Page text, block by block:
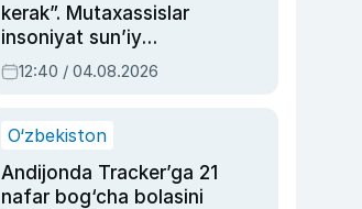
kerak”. Mutaxassislar
insoniyat sun’iy
intellektni boshqara
olmay qolishidan xavotir
12:40 / 04.08.2026
O‘zbekiston
Andijonda Tracker’ga 21
nafar bog‘cha bolasini